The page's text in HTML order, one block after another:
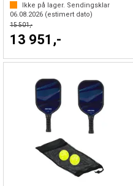
Ikke på lager. Sendingsklar
06.08.2026 (estimert dato)
15 501,-
13 951,-